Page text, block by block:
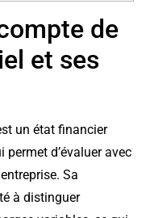
de
et ses
un état financier
d’évaluer avec
Sa
à distinguer